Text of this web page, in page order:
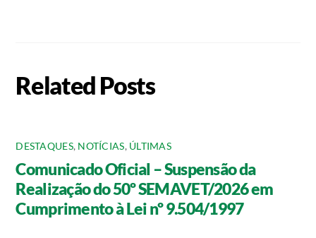
Related Posts
DESTAQUES, NOTÍCIAS, ÚLTIMAS
Comunicado Oficial – Suspensão da
Realização do 50º SEMAVET/2026 em
Cumprimento à Lei nº 9.504/1997